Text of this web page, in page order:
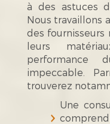
à des astuces
Nous travaillons
des
leurs
performance
impeccable.
trouverez
Une